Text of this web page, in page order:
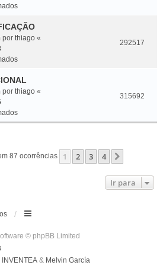
por thiago «
292517
por thiago «
315692
87 ocorrências 1 2 3 4
Ir para
© phpBB Limited
INVENTEA & Melvin García